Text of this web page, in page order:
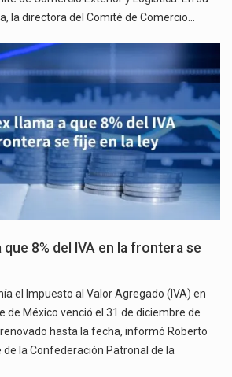
la directora del Comité de Comercio…
que 8% del IVA en la frontera se
el Impuesto al Valor Agregado (IVA) en
de México venció el 31 de diciembre de
hasta la fecha, informó Roberto
la Confederación Patronal de la